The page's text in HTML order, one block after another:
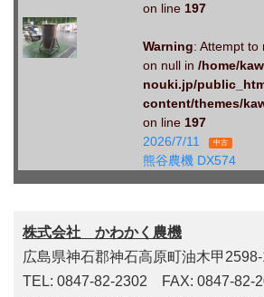
on line 197
Warning: Attempt to
on null in /home/
nouki.jp/
content/themes/
on line 197
2026/7/11
中古
熊谷農機 DX574
株式会社 かわかく農機
広島県神石郡神石高原町油木甲2598-
TEL: 0847-82-2302 FAX: 0847-82-